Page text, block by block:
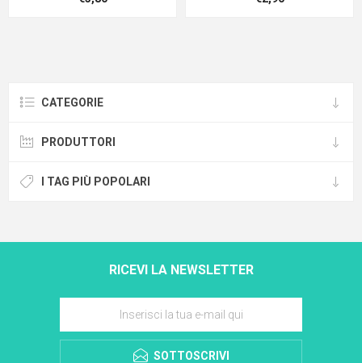
CATEGORIE
PRODUTTORI
I TAG PIÙ POPOLARI
RICEVI LA NEWSLETTER
SOTTOSCRIVI